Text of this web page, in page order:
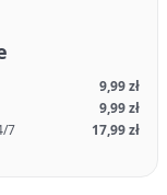
9,99 zł
9,99 zł
7
17,99 zł